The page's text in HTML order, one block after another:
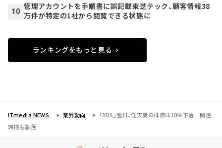
10
管理アカウントを手順書に誤記載――東芝テック、顧客情報38
万件が特定の1社から閲覧できる状態に
ランキングをもっと見る
ITmedia NEWS 業界動向
「3DS」翌日、任天堂の株価は10％下落 関連
銘柄も急落